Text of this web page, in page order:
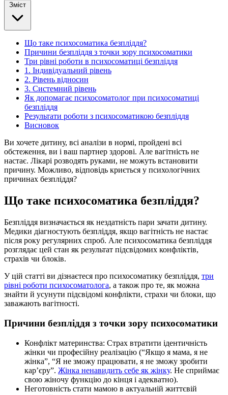
Зміст
Що таке психосоматика безпліддя?
Причини безпліддя з точки зору психосоматики
Три рівні роботи в психосоматиці безпліддя
1. Індивідуальний рівень
2. Рівень відносин
3. Системний рівень
Як допомагає психосоматолог при психосоматиці
безпліддя
Результати роботи з психосоматикою безпліддя
Висновок
Ви хочете дитину, всі аналізи в нормі, пройдені всі
обстеження, ви і ваш партнер здорові. Але вагітність не
настає. Лікарі розводять руками, не можуть встановити
причину. Можливо, відповідь криється у психологічних
причинах безпліддя?
Що таке психосоматика безпліддя?
Безпліддя визначається як нездатність пари зачати дитину.
Медики діагностують безпліддя, якщо вагітність не настає
після року регулярних спроб. Але психосоматика безпліддя
розглядає цей стан як результат підсвідомих конфліктів,
страхів чи блоків.
У цій статті ви дізнаєтеся про психосоматику безпліддя, три
рівні роботи психосоматолога, а також про те, як можна
знайти й усунути підсвідомі конфлікти, страхи чи блоки, що
заважають вагітності.
Причини безпліддя з точки зору психосоматики
Конфлікт материнства: Страх втратити ідентичність
жінки чи професійну реалізацію (“Якщо я мама, я не
жінка”, “Я не зможу працювати, я не зможу зробити
карʼєру”. Жінка ненавидить себе як жінку. Не сприймає
свою жіночу функцію до кінця і адекватно).
Неготовність стати мамою в актуальній життєвій